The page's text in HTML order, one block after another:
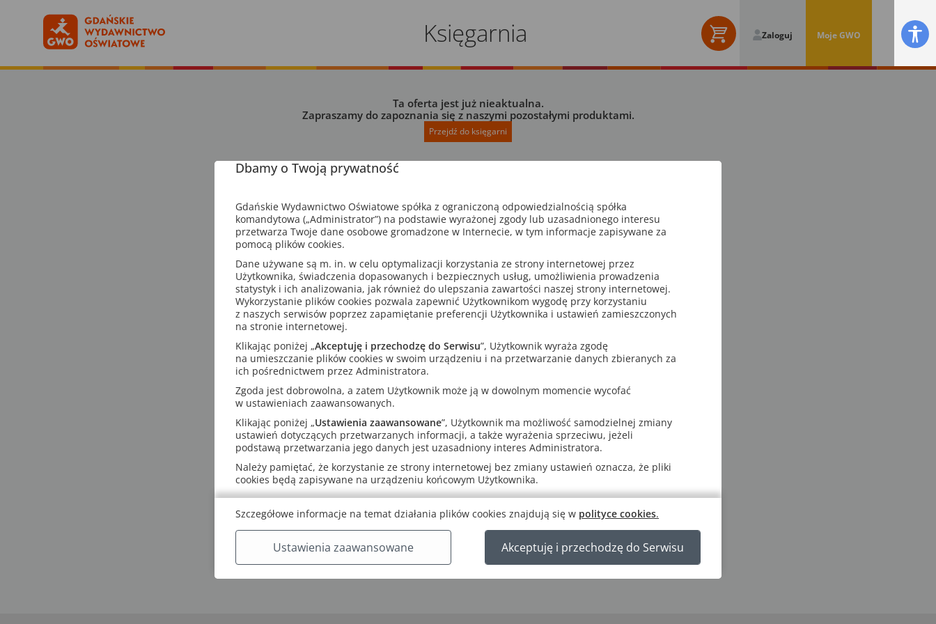
Księgarnia Zaloguj Moje GWO
Ta oferta jest już nieaktualna.
Zapraszamy do zapoznania się z naszymi pozostałymi produktami.
Przejdź do księgarni
Dbamy o Twoją prywatność
Gdańskie Wydawnictwo Oświatowe spółka z ograniczoną odpowiedzialnością spółka
komandytowa („Administrator”) na podstawie wyrażonej zgody lub uzasadnionego interesu
przetwarza Twoje dane osobowe gromadzone w Internecie, w tym informacje zapisywane za
pomocą plików cookies.
Dane używane są m. in. w celu optymalizacji korzystania ze strony internetowej przez
Użytkownika, świadczenia dopasowanych i bezpiecznych usług, umożliwienia prowadzenia
statystyk i ich analizowania, jak również do ulepszania zawartości naszej strony internetowej.
Wykorzystanie plików cookies pozwala zapewnić Użytkownikom wygodę przy korzystaniu
z naszych serwisów poprzez zapamiętanie preferencji Użytkownika i ustawień zamieszczonych
na stronie internetowej.
Klikając poniżej „Akceptuję i przechodzę do Serwisu”, Użytkownik wyraża zgodę
na umieszczanie plików cookies w swoim urządzeniu i na przetwarzanie danych zbieranych za
ich pośrednictwem przez Administratora.
Zgoda jest dobrowolna, a zatem Użytkownik może ją w dowolnym momencie wycofać
w ustawieniach zaawansowanych.
Klikając poniżej „Ustawienia zaawansowane”, Użytkownik ma możliwość samodzielnej zmiany
ustawień dotyczących przetwarzanych informacji, a także wyrażenia sprzeciwu, jeżeli
podstawą przetwarzania jego danych jest uzasadniony interes Administratora.
Należy pamiętać, że korzystanie ze strony internetowej bez zmiany ustawień oznacza, że pliki
cookies będą zapisywane na urządzeniu końcowym Użytkownika.
Szczegółowe informacje na temat działania plików cookies znajdują się w polityce cookies.
Ustawienia zaawansowane Akceptuję i przechodzę do Serwisu